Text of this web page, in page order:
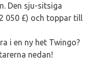
Den sju-sitsiga
050 £) och toppar till
i en ny het Twingo?
nedan!